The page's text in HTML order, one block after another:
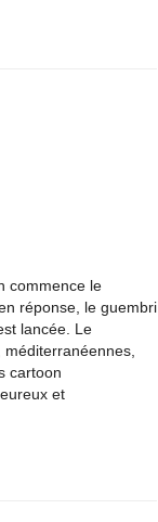
commence le
réponse, le guembri
lancée. Le
cartoon
et